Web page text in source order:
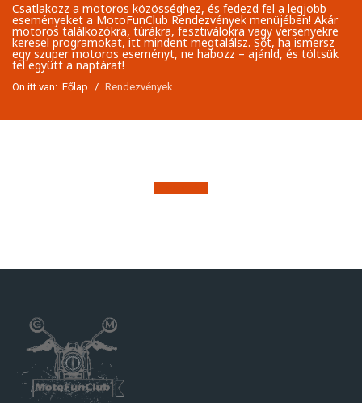
Csatlakozz a motoros közösséghez, és fedezd fel a legjobb
eseményeket a MotoFunClub Rendezvények menüjében! Akár
motoros találkozókra, túrákra, fesztiválokra vagy versenyekre
keresel programokat, itt mindent megtalálsz. Sőt, ha ismersz
egy szuper motoros eseményt, ne habozz – ajánld, és töltsük
fel együtt a naptárat!
Ön itt van: Főlap Rendezvények